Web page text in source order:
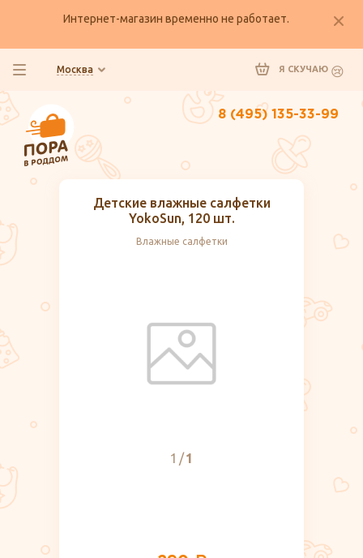
Интернет-магазин временно не работает.
Москва Я СКУЧАЮ
8 (495) 135-33-99
Детские влажные салфетки
YokoSun, 120 шт.
Влажные салфетки
1 1